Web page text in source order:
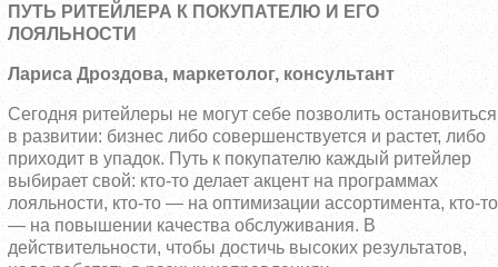
ПУТЬ РИТЕЙЛЕРА К ПОКУПАТЕЛЮ И ЕГО
ЛОЯЛЬНОСТИ
Лариса Дроздова, маркетолог, консультант
Сегодня ритейлеры не могут себе позволить остановиться
в развитии: бизнес либо совершенствуется и растет, либо
приходит в упадок. Путь к покупателю каждый ритейлер
выбирает свой: кто-то делает акцент на программах
лояльности, кто-то — на оптимизации ассортимента, кто-то
— на повышении качества обслуживания. В
действительности, чтобы достичь высоких результатов,